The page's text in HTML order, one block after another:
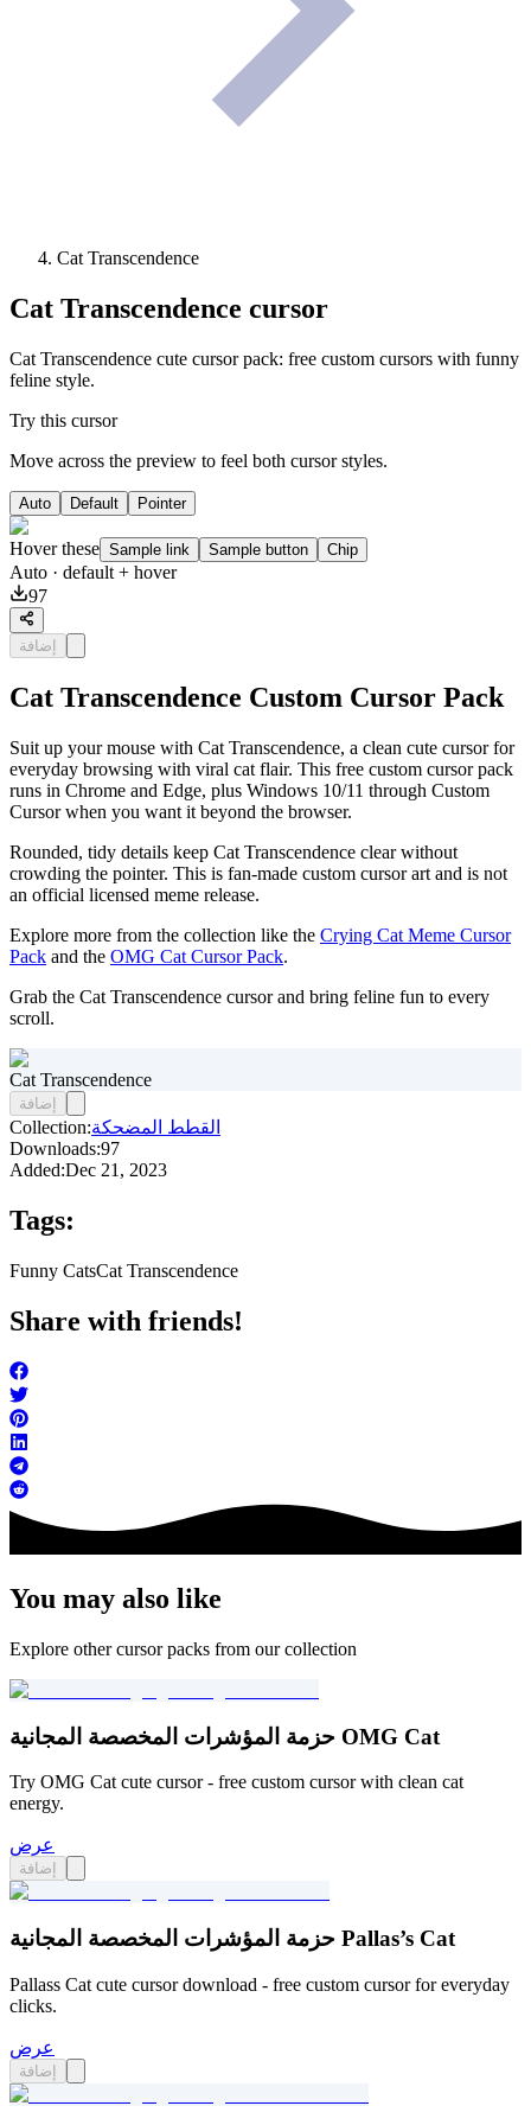
Cat Transcendence
Cat Transcendence cursor
Cat Transcendence cute cursor pack: free custom cursors with funny
feline style.
Try this cursor
Move across the preview to feel both cursor styles.
Auto Default Pointer
Hover these Sample link Sample button Chip
Auto · default + hover
97
إضافة
Cat Transcendence Custom Cursor Pack
Suit up your mouse with Cat Transcendence, a clean cute cursor for
everyday browsing with viral cat flair. This free custom cursor pack
runs in Chrome and Edge, plus Windows 10/11 through Custom
Cursor when you want it beyond the browser.
Rounded, tidy details keep Cat Transcendence clear without
crowding the pointer. This is fan-made custom cursor art and is not
an official licensed meme release.
Explore more from the collection like the Crying Cat Meme Cursor
Pack and the OMG Cat Cursor Pack.
Grab the Cat Transcendence cursor and bring feline fun to every
scroll.
Cat Transcendence
إضافة
Collection:القطط المضحكة
Downloads:97
Added:Dec 21, 2023
Tags:
Funny CatsCat Transcendence
Share with friends!
You may also like
Explore other cursor packs from our collection
حزمة المؤشرات المخصصة المجانية OMG Cat
Try OMG Cat cute cursor - free custom cursor with clean cat
energy.
عرض
إضافة
حزمة المؤشرات المخصصة المجانية Pallas’s Cat
Pallass Cat cute cursor download - free custom cursor for everyday
clicks.
عرض
إضافة